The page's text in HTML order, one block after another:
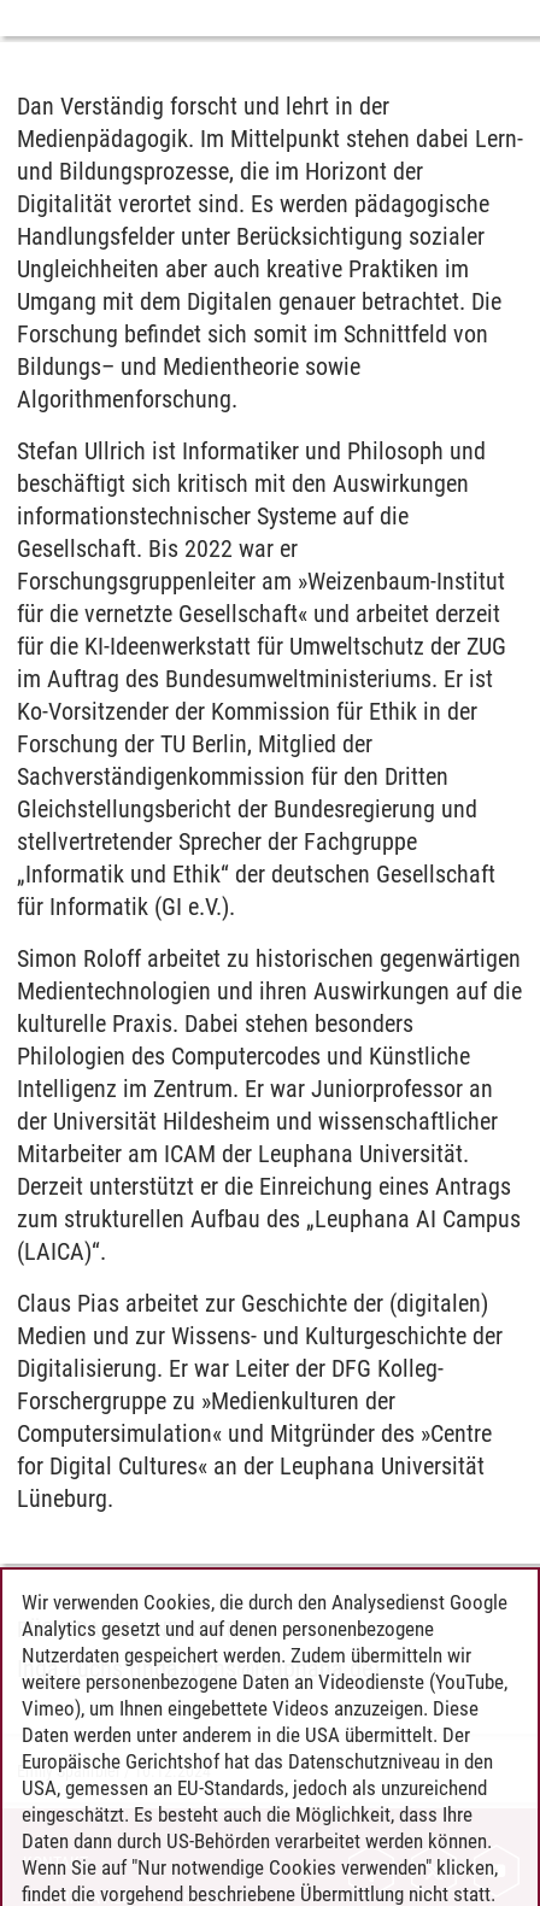
Dan Verständig forscht und lehrt in der
Medienpädagogik. Im Mittelpunkt stehen dabei Lern-
und Bildungsprozesse, die im Horizont der
Digitalität verortet sind. Es werden pädagogische
Handlungsfelder unter Berücksichtigung sozialer
Ungleichheiten aber auch kreative Praktiken im
Umgang mit dem Digitalen genauer betrachtet. Die
Forschung befindet sich somit im Schnittfeld von
Bildungs– und Medientheorie sowie
Algorithmenforschung.
Stefan Ullrich ist Informatiker und Philosoph und
beschäftigt sich kritisch mit den Auswirkungen
informationstechnischer Systeme auf die
Gesellschaft. Bis 2022 war er
Forschungsgruppenleiter am »Weizenbaum-Institut
für die vernetzte Gesellschaft« und arbeitet derzeit
für die KI-Ideenwerkstatt für Umweltschutz der ZUG
im Auftrag des Bundesumweltministeriums. Er ist
Ko-Vorsitzender der Kommission für Ethik in der
Forschung der TU Berlin, Mitglied der
Sachverständigenkommission für den Dritten
Gleichstellungsbericht der Bundesregierung und
stellvertretender Sprecher der Fachgruppe
„Informatik und Ethik“ der deutschen Gesellschaft
für Informatik (GI e.V.).
Simon Roloff arbeitet zu historischen gegenwärtigen
Medientechnologien und ihren Auswirkungen auf die
kulturelle Praxis. Dabei stehen besonders
Philologien des Computercodes und Künstliche
Intelligenz im Zentrum. Er war Juniorprofessor an
der Universität Hildesheim und wissenschaftlicher
Mitarbeiter am ICAM der Leuphana Universität.
Derzeit unterstützt er die Einreichung eines Antrags
zum strukturellen Aufbau des „Leuphana AI Campus
(LAICA)“.
Claus Pias arbeitet zur Geschichte der (digitalen)
Medien und zur Wissens- und Kulturgeschichte der
Digitalisierung. Er war Leiter der DFG Kolleg-
Forschergruppe zu »Medienkulturen der
Computersimulation« und Mitgründer des »Centre
for Digital Cultures« an der Leuphana Universität
Lüneburg.
RÜCKFRAGEN UND KONTAKT
Inga Luchs (inga.luchs@leuphana.de)
Emily Spahrbier /10.12.2024
KONTAKT
LEUPHANA ALS ARBEITGEBER
Wir verwenden Cookies, die durch den Analysedienst Google
Analytics gesetzt und auf denen personenbezogene
Nutzerdaten gespeichert werden. Zudem übermitteln wir
weitere personenbezogene Daten an Videodienste (YouTube,
Vimeo), um Ihnen eingebettete Videos anzuzeigen. Diese
Daten werden unter anderem in die USA übermittelt. Der
Europäische Gerichtshof hat das Datenschutzniveau in den
USA, gemessen an EU-Standards, jedoch als unzureichend
eingeschätzt. Es besteht auch die Möglichkeit, dass Ihre
Daten dann durch US-Behörden verarbeitet werden können.
Wenn Sie auf "Nur notwendige Cookies verwenden" klicken,
findet die vorgehend beschriebene Übermittlung nicht statt.